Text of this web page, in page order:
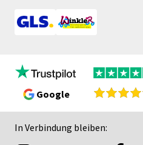
Google
In Verbindung bleiben: